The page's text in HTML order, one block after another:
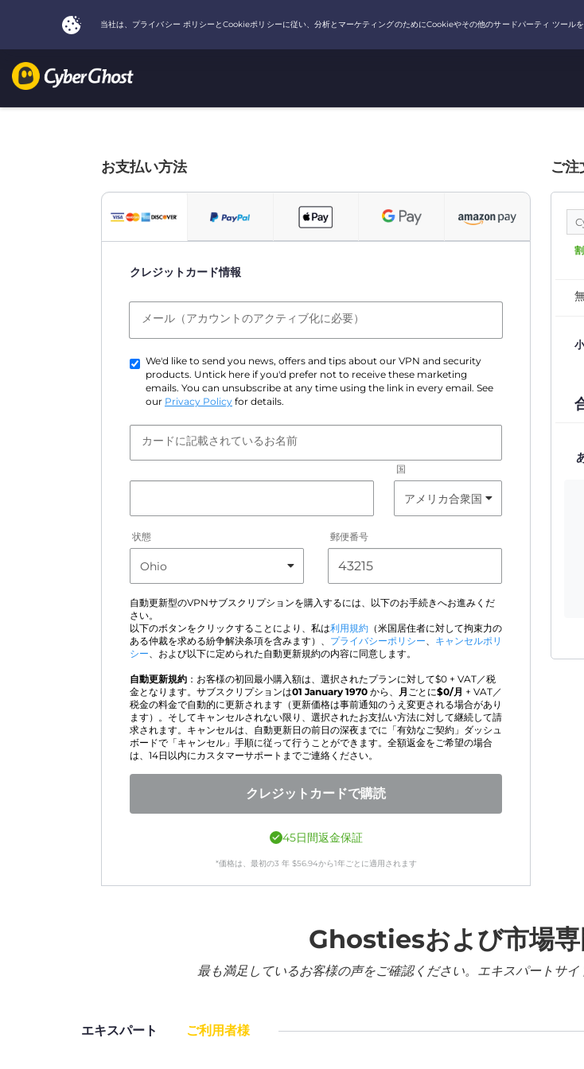
お支払い方法
クレジットカード情報
メール（アカウントのアクティブ化に必要）
We'd like to send you news, offers and tips about our VPN and security
products. Untick here if you'd prefer not to receive these marketing
emails. You can unsubscribe at any time using the link in every email. See
our Privacy Policy for details.
カードに記載されているお名前
国
状態 郵便番号
自動更新型のVPNサブスクリプションを購入するには、以下のお手続きへお進みくだ
さい。
以下のボタンをクリックすることにより、私は利用規約 （米国居住者に対して拘束力の
ある仲裁を求める紛争解決条項を含みます）、 プライバシーポリシー、 キャンセルポリ
シー、および以下に定められた自動更新規約の内容に同意します。
自動更新規約 ：お客様の初回最小購入額は、選択されたプランに対して$0 + VAT／税
金となります。サブスクリプションは01 January 1970 から、 月 ごとに$0/月 + VAT／
税金の料金で自動的に更新されます（更新価格は事前通知のうえ変更される場合があり
ます）。そしてキャンセルされない限り、選択されたお支払い方法に対して継続して請
求されます。キャンセルは、自動更新日の前日の深夜までに「有効なご契約」ダッシュ
ボードで「キャンセル」手順に従って行うことができます。全額返金をご希望の場合
は、14日以内にカスタマーサポートまでご連絡ください。
クレジットカードで購読
45日間返金保証
*価格は、最初の3 年 $56.94から1年ごとに適用されます
ご注
Ghostiesおよび市場
最も満足しているお客様の声をご確認ください。エキスパートサ
エキスパート ご利用者様